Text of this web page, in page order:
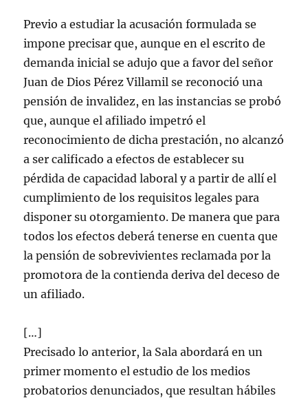
Previo a estudiar la acusación formulada se
impone precisar que, aunque en el escrito de
demanda inicial se adujo que a favor del señor
Juan de Dios Pérez Villamil se reconoció una
pensión de invalidez, en las instancias se probó
que, aunque el afiliado impetró el
reconocimiento de dicha prestación, no alcanzó
a ser calificado a efectos de establecer su
pérdida de capacidad laboral y a partir de allí el
cumplimiento de los requisitos legales para
disponer su otorgamiento. De manera que para
todos los efectos deberá tenerse en cuenta que
la pensión de sobrevivientes reclamada por la
promotora de la contienda deriva del deceso de
un afiliado.
[…]
Precisado lo anterior, la Sala abordará en un
primer momento el estudio de los medios
probatorios denunciados, que resultan hábiles